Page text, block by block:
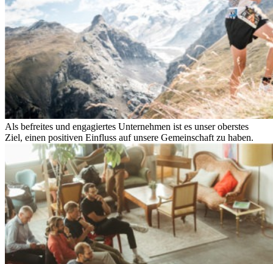
Als befreites und engagiertes Unternehmen ist es unser oberstes
Ziel, einen positiven Einfluss auf unsere Gemeinschaft zu haben.